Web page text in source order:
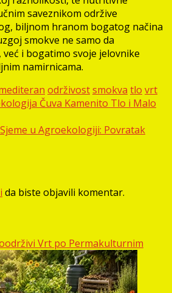
saveznikom održive
biljnom hranom bogatog načina
smokve ne samo da
i bogatimo svoje jelovnike
namirnicama.
održivostsmokva tlo vrt
Čuva Kamenito Tlo i Malo
u Agroekologiji: Povratak
da biste objavili komentar.
Vrt po Permakulturnim